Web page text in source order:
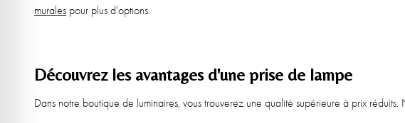
murales pour plus d'options.
Découvrez les avantages d'une prise de lampe
Dans notre boutique de luminaires, vous trouverez une qualité supérieure à prix